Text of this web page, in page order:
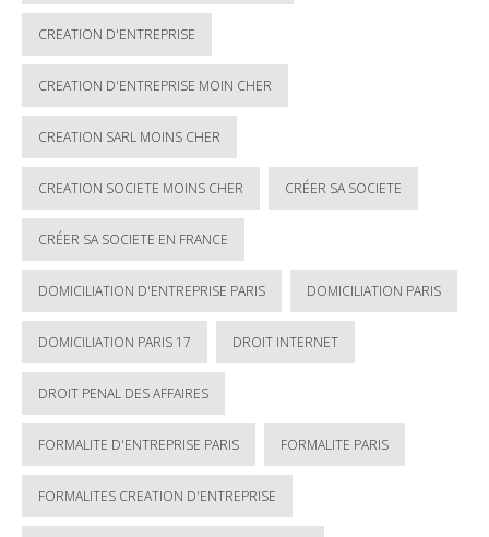
CREATION D'ENTREPRISE
CREATION D'ENTREPRISE MOIN CHER
CREATION SARL MOINS CHER
CREATION SOCIETE MOINS CHER CRÉER SA SOCIETE
CRÉER SA SOCIETE EN FRANCE
DOMICILIATION D'ENTREPRISE PARIS DOMICILIATION PARIS
DOMICILIATION PARIS 17 DROIT INTERNET
DROIT PENAL DES AFFAIRES
FORMALITE D'ENTREPRISE PARIS FORMALITE PARIS
FORMALITES CREATION D'ENTREPRISE